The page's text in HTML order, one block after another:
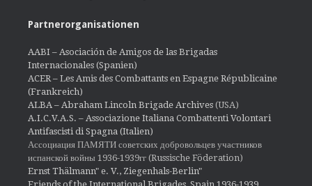
Partnerorganisationen
AABI – Asociación de Amigos de las Brigadas
Internacionales (Spanien)
ACER – Les Amis des Combattants en Espagne Républicaine
(Frankreich)
ALBA – Abraham Lincoln Brigade Archives (USA)
A.I.C.V.A.S. – Associazione Italiana Combattenti Volontari
Antifascisti di Spagna (Italien)
Ассоциация ПАМЯТИ советских добровольцев участников
испанской войны 1936-1939гг (Russische Föderation)
Ernst Thälmann" e. V., Ziegenhals-Berlin"